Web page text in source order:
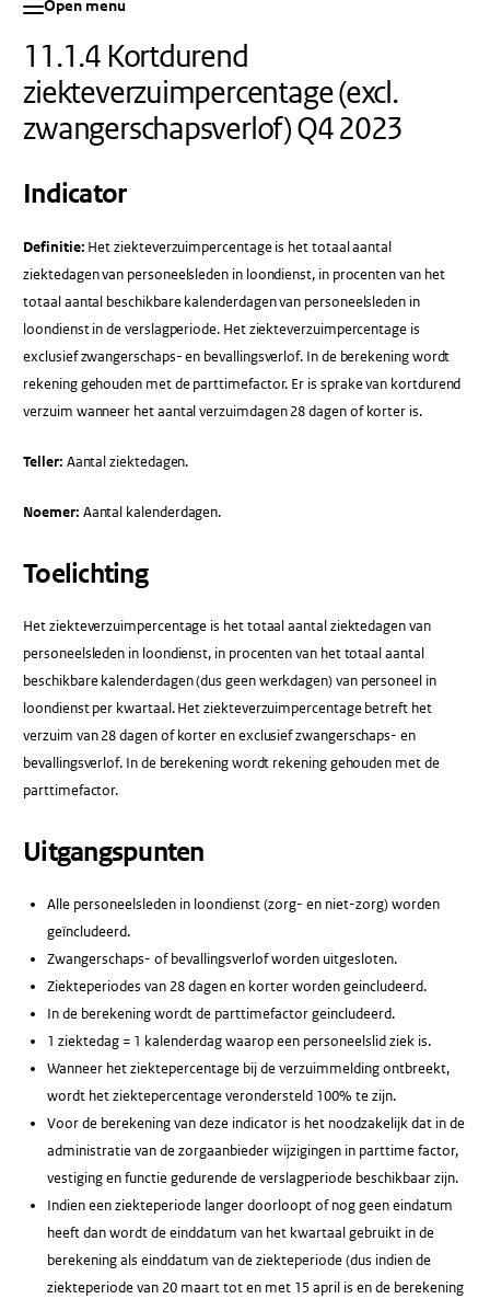
Open menu
11.1.4 Kortdurend
ziekteverzuimpercentage (excl.
zwangerschapsverlof) Q4 2023
Indicator
Definitie: Het ziekteverzuimpercentage is het totaal aantal
ziektedagen van personeelsleden in loondienst, in procenten van het
totaal aantal beschikbare kalenderdagen van personeelsleden in
loondienst in de verslagperiode. Het ziekteverzuimpercentage is
exclusief zwangerschaps- en bevallingsverlof. In de berekening wordt
rekening gehouden met de parttimefactor. Er is sprake van kortdurend
verzuim wanneer het aantal verzuimdagen 28 dagen of korter is.
Teller: Aantal ziektedagen.
Noemer: Aantal kalenderdagen.
Toelichting
Het ziekteverzuimpercentage is het totaal aantal ziektedagen van
personeelsleden in loondienst, in procenten van het totaal aantal
beschikbare kalenderdagen (dus geen werkdagen) van personeel in
loondienst per kwartaal. Het ziekteverzuimpercentage betreft het
verzuim van 28 dagen of korter en exclusief zwangerschaps- en
bevallingsverlof. In de berekening wordt rekening gehouden met de
parttimefactor.
Uitgangspunten
Alle personeelsleden in loondienst (zorg- en niet-zorg) worden
geïncludeerd.
Zwangerschaps- of bevallingsverlof worden uitgesloten.
Ziekteperiodes van 28 dagen en korter worden geincludeerd.
In de berekening wordt de parttimefactor geincludeerd.
1 ziektedag = 1 kalenderdag waarop een personeelslid ziek is.
Wanneer het ziektepercentage bij de verzuimmelding ontbreekt,
wordt het ziektepercentage verondersteld 100% te zijn.
Voor de berekening van deze indicator is het noodzakelijk dat in de
administratie van de zorgaanbieder wijzigingen in parttime factor,
vestiging en functie gedurende de verslagperiode beschikbaar zijn.
Indien een ziekteperiode langer doorloopt of nog geen eindatum
heeft dan wordt de einddatum van het kwartaal gebruikt in de
berekening als einddatum van de ziekteperiode (dus indien de
ziekteperiode van 20 maart tot en met 15 april is en de berekening